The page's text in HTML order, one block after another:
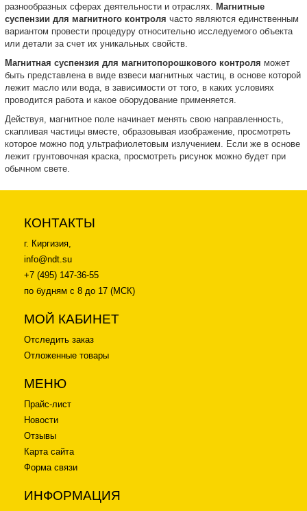
разнообразных сферах деятельности и отраслях. Магнитные
суспензии для магнитного контроля часто являются единственным
вариантом провести процедуру относительно исследуемого объекта
или детали за счет их уникальных свойств.
Магнитная суспензия для магнитопорошкового контроля может
быть представлена в виде взвеси магнитных частиц, в основе которой
лежит масло или вода, в зависимости от того, в каких условиях
проводится работа и какое оборудование применяется.
Действуя, магнитное поле начинает менять свою направленность,
скапливая частицы вместе, образовывая изображение, просмотреть
которое можно под ультрафиолетовым излучением. Если же в основе
лежит грунтовочная краска, просмотреть рисунок можно будет при
обычном свете.
КОНТАКТЫ
г. Киргизия,
info@ndt.su
+7 (495) 147-36-55
по будням с 8 до 17 (МСК)
МОЙ КАБИНЕТ
Отследить заказ
Отложенные товары
МЕНЮ
Прайс-лист
Новости
Отзывы
Карта сайта
Форма связи
ИНФОРМАЦИЯ